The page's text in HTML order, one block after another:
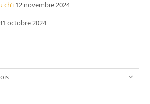
ch’i 12 novembre 2024
octobre 2024